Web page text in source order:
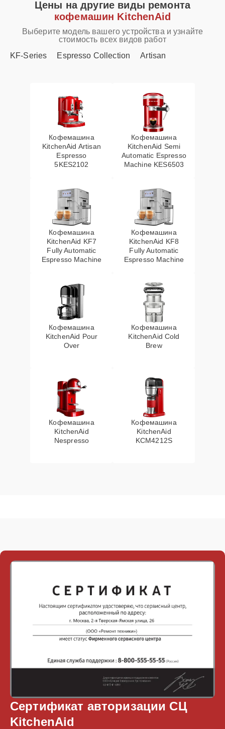
Цены на другие виды ремонта
кофемашин KitchenAid
Выберите модель вашего устройства и узнайте
стоимость всех видов работ
KF-Series
Espresso Collection Artisan
Кофемашина
KitchenAid Artisan
Espresso
5KES2102
Кофемашина
KitchenAid Semi
Automatic Espresso
Machine KES6503
Кофемашина
KitchenAid KF7
Fully Automatic
Espresso Machine
Кофемашина
KitchenAid KF8
Fully Automatic
Espresso Machine
Кофемашина
KitchenAid Pour
Over
Кофемашина
KitchenAid Cold
Brew
Кофемашина
KitchenAid
Nespresso
Кофемашина
KitchenAid
KCM4212S
Сертификат авторизации СЦ
KitchenAid